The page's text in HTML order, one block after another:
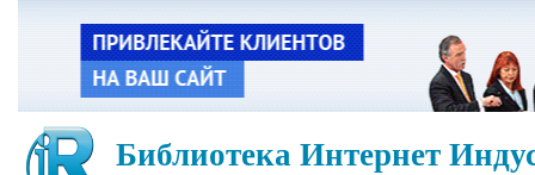
Библиотека Интернет